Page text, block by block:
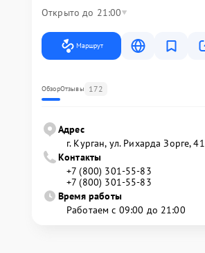
Открыто до 21:00
Маршрут
ОбзорОтзывы 172
Адрес
г. Курган, ул. Рихарда Зорге, 41
Контакты
+7 (800) 301-55-83
+7 (800) 301-55-83
Время работы
Работаем с 09:00 до 21:00